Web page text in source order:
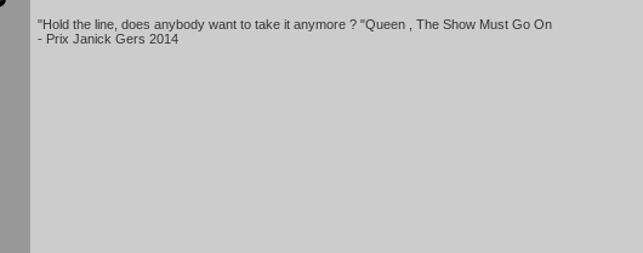
"Hold the line, does anybody want to take it anymore ? "Queen , The Show Must Go On
- Prix Janick Gers 2014